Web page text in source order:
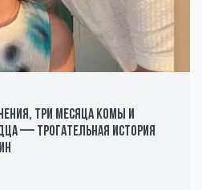
три месяца комы и
— трогательная история